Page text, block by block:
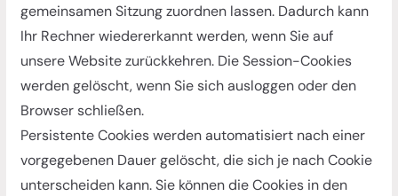
gemeinsamen Sitzung zuordnen lassen. Dadurch kann
Ihr Rechner wiedererkannt werden, wenn Sie auf
unsere Website zurückkehren. Die Session-Cookies
werden gelöscht, wenn Sie sich ausloggen oder den
Browser schließen.
Persistente Cookies werden automatisiert nach einer
vorgegebenen Dauer gelöscht, die sich je nach Cookie
unterscheiden kann. Sie können die Cookies in den